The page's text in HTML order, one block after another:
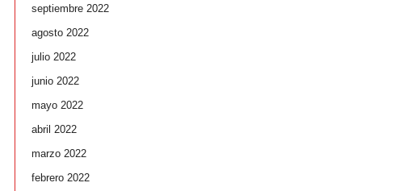
septiembre 2022
agosto 2022
julio 2022
junio 2022
mayo 2022
abril 2022
marzo 2022
febrero 2022